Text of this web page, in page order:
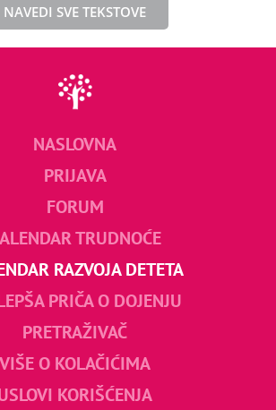
NAVEDI SVE TEKSTOVE
NASLOVNA
PRIJAVA
FORUM
TRUDNOĆE
RAZVOJA DETETA
PRIČA O DOJENJU
PRETRAŽIVAČ
VIŠE O KOLAČIĆIMA
KORIŠĆENJA